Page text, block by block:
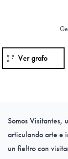
Ver grafo
Somos Visitantes,
articulando arte e
un fieltro con